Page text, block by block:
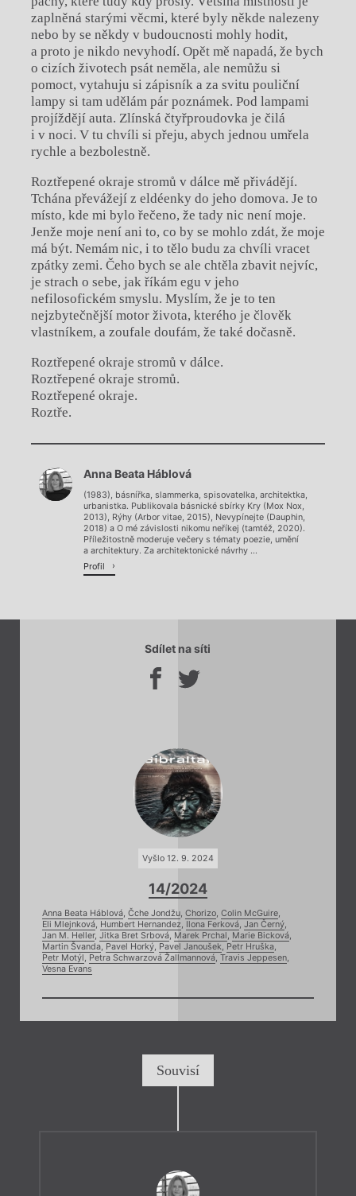
zaplněná starými věcmi, které byly někde nalezeny
nebo by se někdy v budoucnosti mohly hodit,
a proto je nikdo nevyhodí. Opět mě napadá, že bych
o cizích životech psát neměla, ale nemůžu si
pomoct, vytahuju si zápisník a za svitu pouliční
lampy si tam udělám pár poznámek. Pod lampami
projíždějí auta. Zlínská čtyřproudovka je čilá
i v noci. V tu chvíli si přeju, abych jednou umřela
rychle a bezbolestně.
Roztřepené okraje stromů v dálce mě přivádějí.
Tchána převážejí z eldéenky do jeho domova. Je to
místo, kde mi bylo řečeno, že tady nic není moje.
Jenže moje není ani to, co by se mohlo zdát, že moje
má být. Nemám nic, i to tělo budu za chvíli vracet
zpátky zemi. Čeho bych se ale chtěla zbavit nejvíc,
je strach o sebe, jak říkám egu v jeho
nefilosofickém smyslu. Myslím, že je to ten
nejzbytečnější motor života, kterého je člověk
vlastníkem, a zoufale doufám, že také dočasně.
Roztřepené okraje stromů v dálce.
Roztřepené okraje stromů.
Roztřepené okraje.
Roztře.
Chviličku.
Načítá se.
Anna Beata Háblová
(1983), básnířka, slammerka, spisovatelka, architektka,
urbanistka. Publikovala básnické sbírky Kry (Mox Nox,
2013), Rýhy (Arbor vitae, 2015), Nevypínejte (Dauphin,
2018) a O mé závislosti nikomu neříkej (tamtéž, 2020).
Příležitostně moderuje večery s tématy poezie, umění
a architektury. Za architektonické návrhy ...
Profil
Sdílet na síti
Vyšlo 12. 9. 2024
14/2024
Anna Beata Háblová, Čche Jondžu, Chorizo, Colin McGuire,
Eli Mlejnková, Humbert Hernandez, Ilona Ferková, Jan Černý,
Jan M. Heller, Jitka Bret Srbová, Marek Prchal , Marie Bicková,
Martin Švanda, Pavel Horký, Pavel Janoušek, Petr Hruška,
Petr Motýl , Petra Schwarzová Žallmannová, Travis Jeppesen,
Vesna Evans
Souvisí